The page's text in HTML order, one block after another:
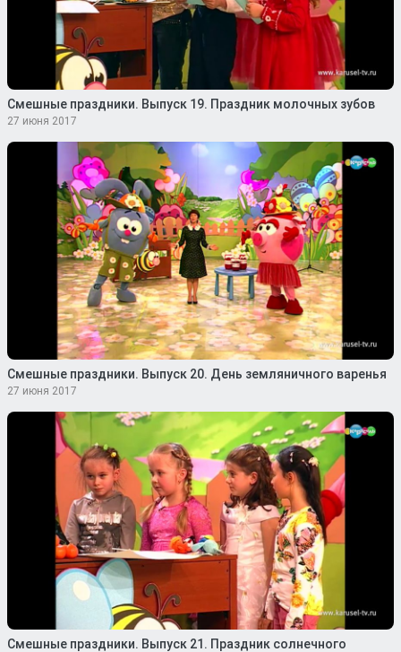
Смешные праздники. Выпуск 19. Праздник молочных зубов
27 июня 2017
Смешные праздники. Выпуск 20. День земляничного варенья
27 июня 2017
Смешные праздники. Выпуск 21. Праздник солнечного